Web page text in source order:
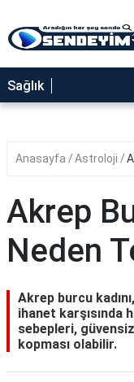
SAĞLIK
NEDİR
YEMEK
RÜYA
GEZİLECEK
BLOG
Sağlık
Anasayfa Astroloji
Akrep
Neden
Akrep burcu
ihanet karşısında
sebepleri,
kopması olabilir.